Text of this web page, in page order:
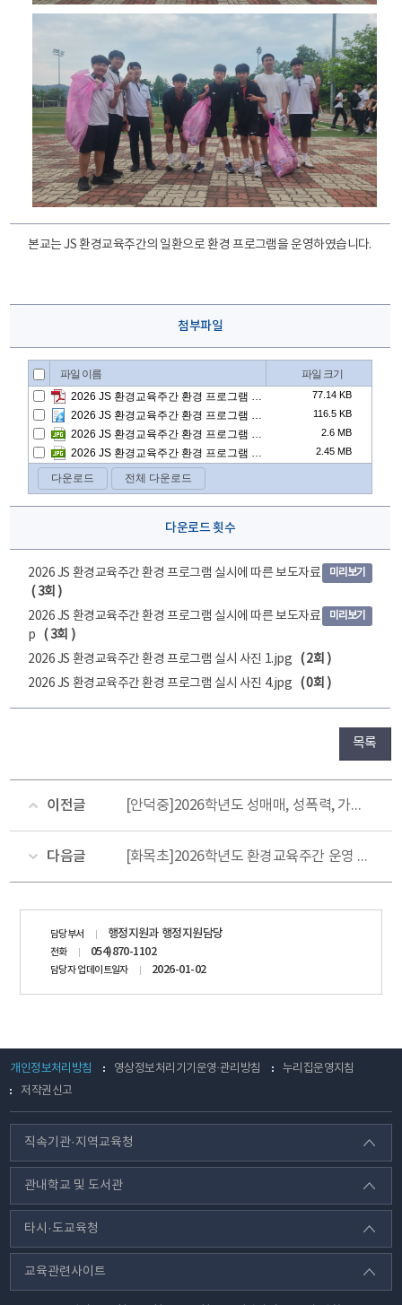
본교는 JS 환경교육주간의 일환으로 환경 프로그램을 운영하였습니다.
첨부파일
다운로드 횟수
2026 JS 환경교육주간 환경 프로그램 실시에 따른 보도자료 제출.pdf
( 3회 )
미리보기
2026 JS 환경교육주간 환경 프로그램 실시에 따른 보도자료 제출.hw
p
( 3회 )
미리보기
2026 JS 환경교육주간 환경 프로그램 실시 사진 1.jpg
( 2회 )
2026 JS 환경교육주간 환경 프로그램 실시 사진 4.jpg
( 0회 )
목록
이전글 [안덕중]2026학년도 성매매, 성폭력, 가정폭력 예방교육 보도자료
다음글 [화목초]2026학년도 환경교육주간 운영 보도자료
담당부서 행정지원과 행정지원담당
전화 054)870-1102
담당자 업데이트일자 2026-01-02
개인정보처리방침 영상정보처리기기운영·관리방침
누리집운영지침
저작권신고
직속기관·지역교육청
관내학교 및 도서관
타시·도교육청
교육관련사이트